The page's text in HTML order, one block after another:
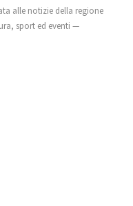
alle notizie della regione
sport ed eventi —